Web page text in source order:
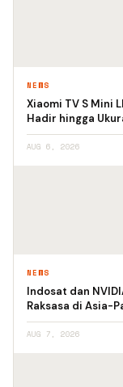
NEWS
Xiaomi TV S Mini
Hadir hingga
AUG 6, 2026
NEWS
Indosat dan
Raksasa di Asia-
AUG 7, 2026